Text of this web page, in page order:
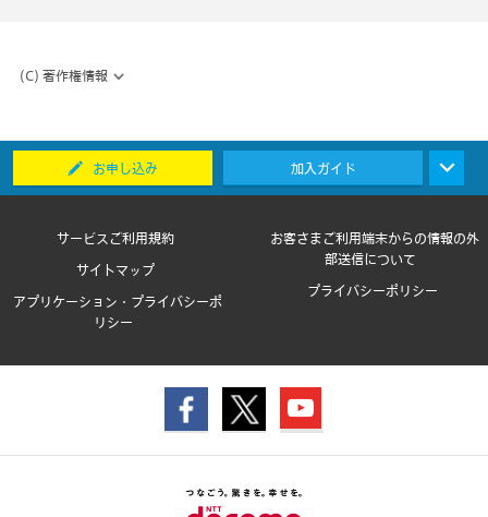
(C) 著作権情報
お申し込み 加入ガイド
サービスご利用規約
お客さまご利用端末からの情報の外
部送信について
サイトマップ
プライバシーポリシー
アプリケーション・プライバシーポ
リシー